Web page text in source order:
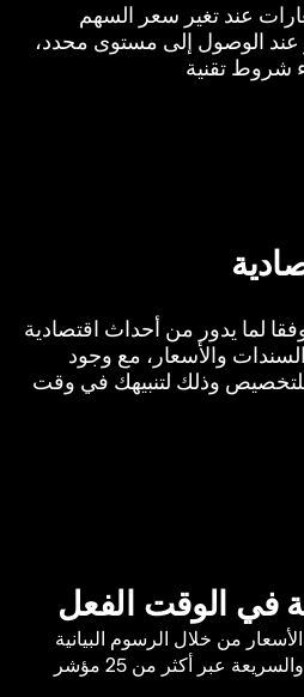
عند تغير سعر السهم
عند الوصول إلى مستوى محدد،
شروط تقنية
لما يدور من أحداث اقتصادية
والأسعار، مع وجود
وذلك لتنبيهك في وقت
في الوقت الفعل
من خلال الرسوم البيانية